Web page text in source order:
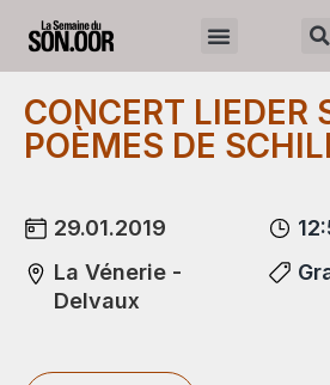
CONCERT LIEDER
POÈMES DE
29.01.2019
La Vénerie -
Delvaux